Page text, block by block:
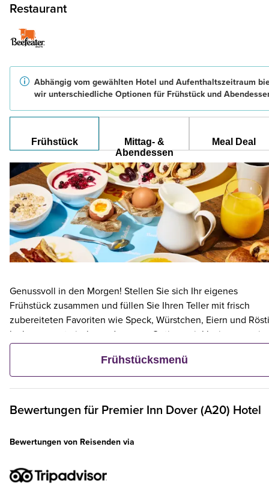
Restaurant
Abhängig vom gewählten Hotel und Aufenthaltszeitraum
wir unterschiedliche Optionen für Frühstück und
Frühstück
Mittag- &
Abendessen
Meal Deal
Genussvoll in den Morgen! Stellen Sie sich Ihr eigenes
Frühstück zusammen und füllen Sie Ihren Teller mit frisch
zubereiteten Favoriten wie Speck, Würstchen, Eiern und
leckere vegetarische und vegane Optionen inklusive – sowie
kontinentalen Köstlichkeiten wie Obst, Müsli und frischem
Gebäck. Und wenn ein Erwachsener ein Premier Inn-
bestellt, frühstücken bis zu zwei Kinder kostenlos mit.**
Frühstücksmenü
Bewertungen für Premier Inn Dover (A20) Hotel
Bewertungen von Reisenden via